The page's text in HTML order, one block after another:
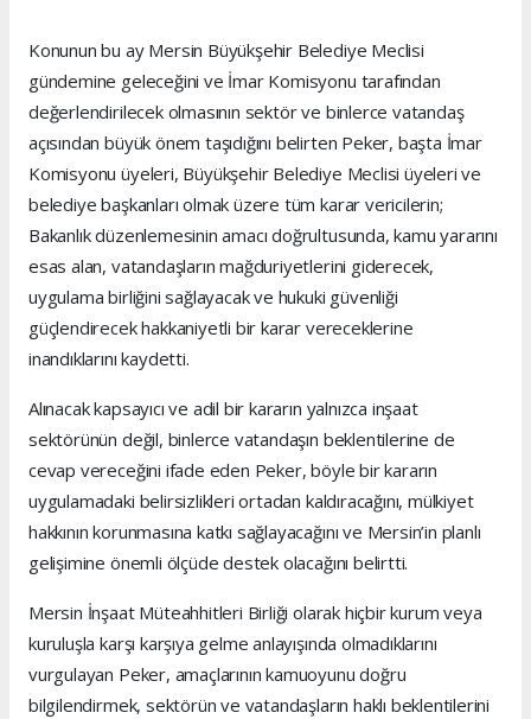
Konunun bu ay Mersin Büyükşehir Belediye Meclisi
gündemine geleceğini ve İmar Komisyonu tarafından
değerlendirilecek olmasının sektör ve binlerce vatandaş
açısından büyük önem taşıdığını belirten Peker, başta İmar
Komisyonu üyeleri, Büyükşehir Belediye Meclisi üyeleri ve
belediye başkanları olmak üzere tüm karar vericilerin;
Bakanlık düzenlemesinin amacı doğrultusunda, kamu yararını
esas alan, vatandaşların mağduriyetlerini giderecek,
uygulama birliğini sağlayacak ve hukuki güvenliği
güçlendirecek hakkaniyetli bir karar vereceklerine
inandıklarını kaydetti.
Alınacak kapsayıcı ve adil bir kararın yalnızca inşaat
sektörünün değil, binlerce vatandaşın beklentilerine de
cevap vereceğini ifade eden Peker, böyle bir kararın
uygulamadaki belirsizlikleri ortadan kaldıracağını, mülkiyet
hakkının korunmasına katkı sağlayacağını ve Mersin’in planlı
gelişimine önemli ölçüde destek olacağını belirtti.
Mersin İnşaat Müteahhitleri Birliği olarak hiçbir kurum veya
kuruluşla karşı karşıya gelme anlayışında olmadıklarını
vurgulayan Peker, amaçlarının kamuoyunu doğru
bilgilendirmek, sektörün ve vatandaşların haklı beklentilerini